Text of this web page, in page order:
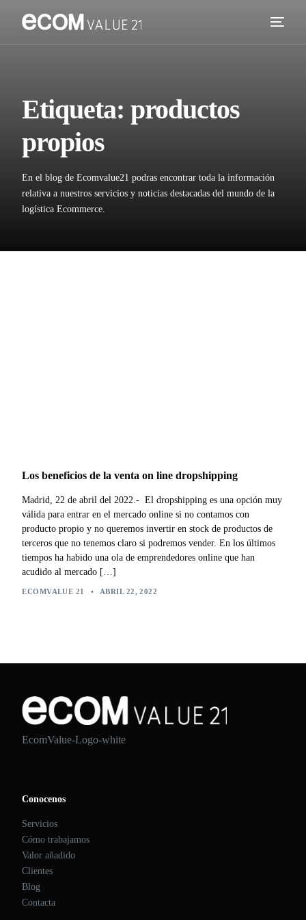
Etiqueta: productos
propios
En el blog de Ecomvalue21 podras encontrar toda la información
relativa a nuestros servicios y noticias destacadas del mundo de la
logística Ecommerce.
Los beneficios de la venta on line dropshipping
Madrid, 22 de abril del 2022.- El dropshipping es una opción muy
válida para entrar en el mercado online si no contamos con
producto propio y no queremos invertir en stock de productos de
terceros que no tenemos claro si podremos vender. En los últimos
tiempos ha habido una ola de emprendedores online que han
acudido al mercado […]
ECOMVALUE 21 • ABRIL 22, 2022
EcomValue-Logo-white
Conocenos
Servicios
Cómo trabajamos
Valor añadido
Clientes
Blog
Contacta
Valor añadido
Clientes
Blog